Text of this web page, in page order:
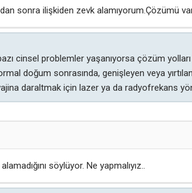
sonra ilişkiden zevk alamıyorum.Çözümü
cinsel problemler yaşanıyorsa çözüm
doğum sonrasında, genişleyen veya
daraltmak için lazer ya da radyofrekans
söylüyor. Ne yapmalıyız..